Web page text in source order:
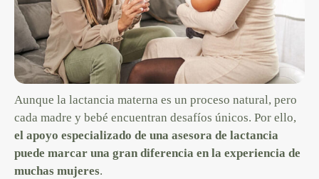
Aunque la lactancia materna es un proceso natural, pero
cada madre y bebé encuentran desafíos únicos. Por ello,
el apoyo especializado de una asesora de lactancia
puede marcar una gran diferencia en la experiencia de
muchas mujeres.